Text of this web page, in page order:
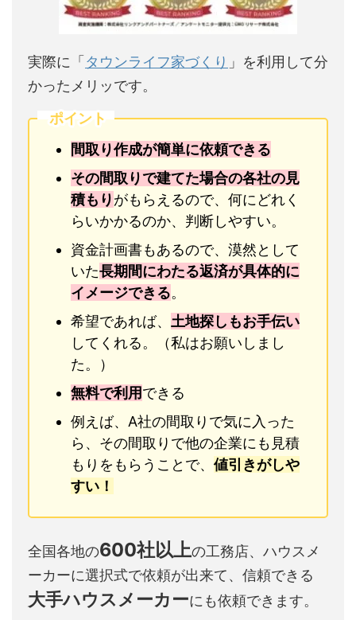
実際に「タウンライフ家づくり 」を利用して分
かったメリッです。
ポイント
間取り作成が簡単に依頼できる
その間取りで建てた場合の各社の見
積もりがもらえるので、何にどれく
らいかかるのか、判断しやすい。
資金計画書もあるので、漠然として
いた長期間にわたる返済が具体的に
イメージできる。
希望であれば、 土地探しもお手伝い
してくれる。（私はお願いしまし
た。）
無料で利用できる
例えば、A社の間取りで気に入った
ら、その間取りで他の企業にも見積
もりをもらうことで、 値引きがしや
すい！
全国各地の600社以上の工務店、ハウスメ
ーカーに選択式で依頼が出来て、信頼できる
大手ハウスメーカーにも依頼できます。